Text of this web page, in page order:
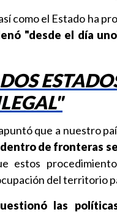
como el Estado ha
"desde el día
que a nuestro
de fronteras
estos
del territorio
las